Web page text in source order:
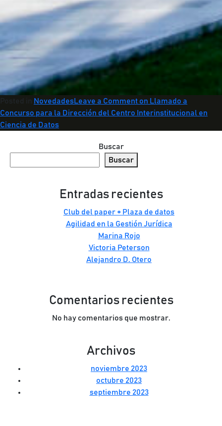
NovedadesLeave a Comment on Llamado a
Concurso para la Dirección del Centro Interinstitucional en
Ciencia de Datos
Buscar
Buscar
Entradas recientes
Club del paper + Plaza de datos
Agilidad en la Gestión Jurídica
Marina Rojo
Victoria Peterson
Alejandro D. Otero
Comentarios recientes
No hay comentarios que mostrar.
Archivos
noviembre 2023
octubre 2023
septiembre 2023